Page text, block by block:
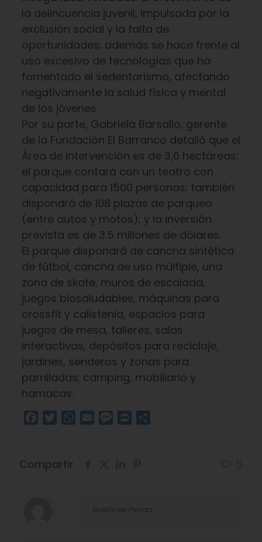
la delincuencia juvenil, impulsada por la
exclusión social y la falta de
oportunidades; además se hace frente al
uso excesivo de tecnologías que ha
fomentado el sedentarismo, afectando
negativamente la salud física y mental
de los jóvenes.
Por su parte, Gabriela Barsallo, gerente
de la Fundación El Barranco detalló que el
Área de intervención es de 3,6 hectáreas;
el parque contará con un teatro con
capacidad para 1500 personas; también
dispondrá de 108 plazas de parqueo
(entre autos y motos); y la inversión
prevista es de 3.5 millones de dólares.
El parque dispondrá de cancha sintética
de fútbol, cancha de uso múltiple, una
zona de skate, muros de escalada,
juegos biosaludables, máquinas para
crossfit y calistenia, espacios para
juegos de mesa, talleres, salas
interactivas, depósitos para reciclaje,
jardines, senderos y zonas para
parrilladas, camping, mobiliario y
hamacas.
Facebook
TwitterWhatsApp
Email Message
Print
Compartir
Boletín de Prensa